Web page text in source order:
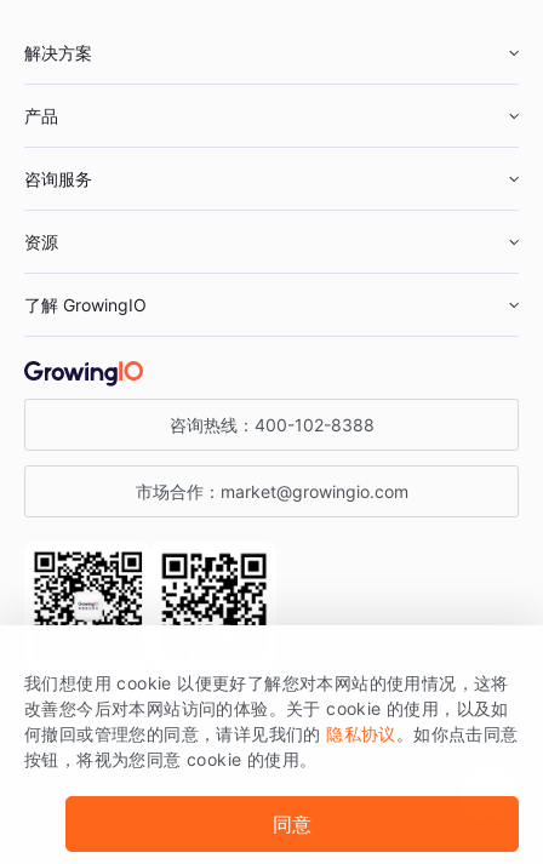
解决方案
鞋服行业
汽车行业
金融行业
产品
智能运营
获客分析
咨询服务
资源
增长公开课
增长博客
开发者文档
SDK 文档
场景指南
了解 GrowingIO
关于 GrowingIO
增长大会
行业活动
咨询热线： 400-102-8388
市场合作： market@growingio.com
关注公众号 获取更多干货
GrowingIO 是专注于数据智能分析与增长的品牌，核心平台为 GrowingIO
分析云。
版权所有 © 北京易数科技有限公司
我们想使用 cookie 以便更好了解您对本网站的使用情况，这将
改善您今后对本网站访问的体验。关于 cookie 的使用，以及如
何撤回或管理您的同意，请详见我们的 隐私协议 。如你点击同意
按钮，将视为您同意 cookie 的使用。
同意